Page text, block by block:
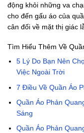
động khỏi những va
cho đến gấu áo của
cân đối về mặt thị giác
Tìm Hiểu Thêm Về
5 Lý Do Bạn Nên
Việc Ngoài Trời
7 Điều Về Quần Áo
Quần Áo Phản
Sáng
Quần Áo Phản